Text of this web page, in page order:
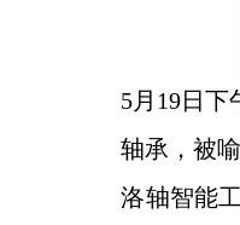
5月19日下
轴承，被
洛轴智能